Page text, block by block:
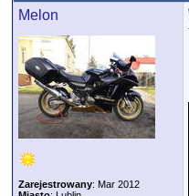
Melon
Zarejestrowany: Mar 2012